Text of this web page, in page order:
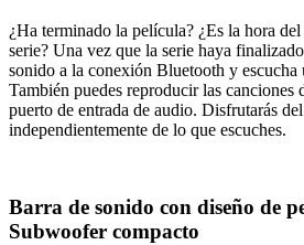
¿Ha terminado la película? ¿Es la hora
serie? Una vez que la serie haya
sonido a la conexión Bluetooth y escucha
También puedes reproducir las canciones
puerto de entrada de audio. Disfrutarás
independientemente de lo que escuches.
Barra de sonido con diseño de
Subwoofer compacto